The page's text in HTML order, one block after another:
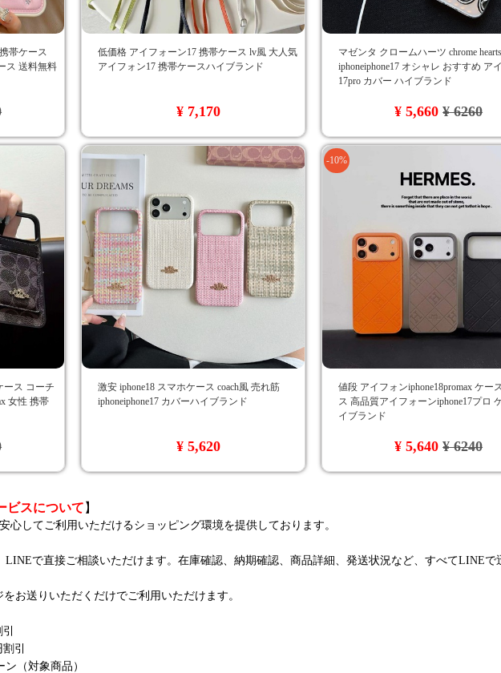
帯ケース
ス 送料無料
低価格 アイフォーン17 携帯ケース lv風 大人気
アイフォン17 携帯ケースハイブランド
¥ 7,170
マゼンタ クロームハーツ chrome
iphoneiphone17 オシャレ おすすめ ア
17pro カバー ハイブランド
¥ 5,660¥ 6260
ース コーチ
女性 携帯
激安 iphone18 スマホケース coach風 売れ筋
iphoneiphone17 カバーハイブランド
¥ 5,620
-10%
値段 アイフォンiphone18promax ケー
ス 高品質アイフォーンiphone17プロ
イブランド
¥ 5,640¥ 6240
ビスについて 】
心してご利用いただけるショッピング環境を提供しております。
LINEで直接ご相談いただけます。在庫確認、納期確認、商品詳細、発送状況など、すべてLINEで
お送りいただくだけでご利用いただけます。
引
ン（対象商品）